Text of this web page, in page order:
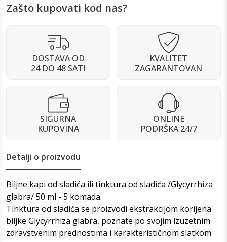
Zašto kupovati kod nas?
DOSTAVA OD
24 DO 48 SATI
KVALITET
ZAGARANTOVAN
SIGURNA
KUPOVINA
ONLINE
PODRŠKA 24/7
Detalji o proizvodu
Biljne kapi od sladića ili tinktura od sladića /Glycyrrhiza
glabra/ 50 ml - 5 komada
Tinktura od sladića se proizvodi ekstrakcijom korijena
biljke Glycyrrhiza glabra, poznate po svojim izuzetnim
zdravstvenim prednostima i karakterističnom slatkom